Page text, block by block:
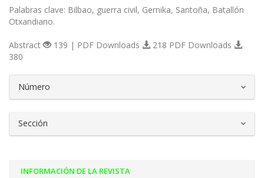
Palabras clave: Bilbao, guerra civil, Gernika, Santoña, Batallón
Otxandiano.
Abstract 139 | PDF Downloads
218 PDF Downloads
380
Número
Sección
INFORMACIÓN DE LA REVISTA